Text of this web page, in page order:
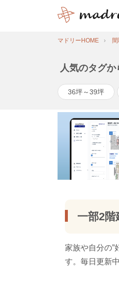
マドリーHOME
人気のタグ
36坪～39坪
一部2
家族や自分の”
す。毎日更新中